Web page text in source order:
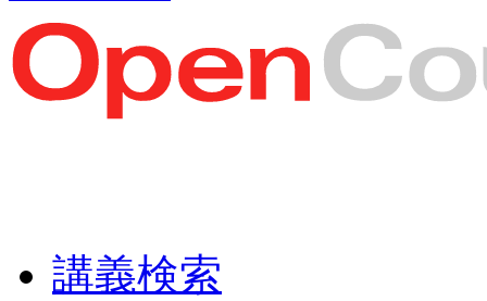
講義検索